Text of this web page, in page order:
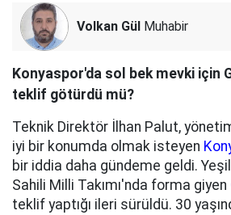
Volkan Gül Muhabir
Konyaspor'da sol bek mevki için
teklif götürdü mü?
Teknik Direktör İlhan Palut,
iyi bir konumda olmak isteyen
bir iddia daha gündeme geldi. Yeşil
Sahili Milli Takımı'nda forma giyen
teklif yaptığı ileri sürüldü. 30